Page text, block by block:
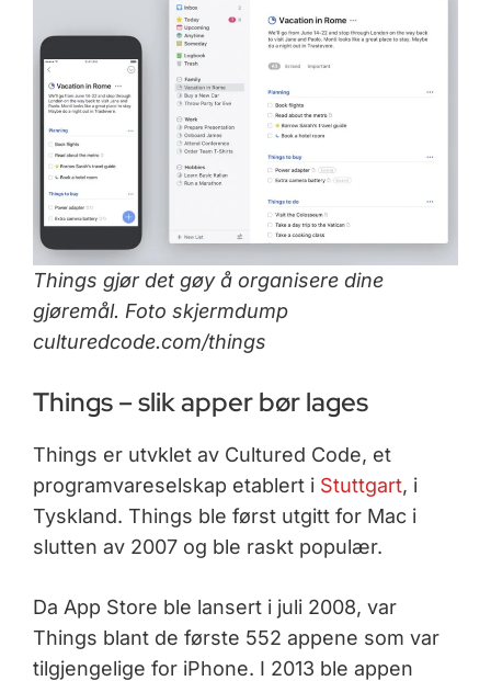
Things gjør det gøy å organisere dine
gjøremål. Foto skjermdump
culturedcode.com/things
Things – slik apper bør lages
Things er utvklet av Cultured Code, et
programvareselskap etablert i Stuttgart, i
Tyskland. Things ble først utgitt for Mac i
slutten av 2007 og ble raskt populær.
Da App Store ble lansert i juli 2008, var
Things blant de første 552 appene som var
tilgjengelige for iPhone. I 2013 ble appen